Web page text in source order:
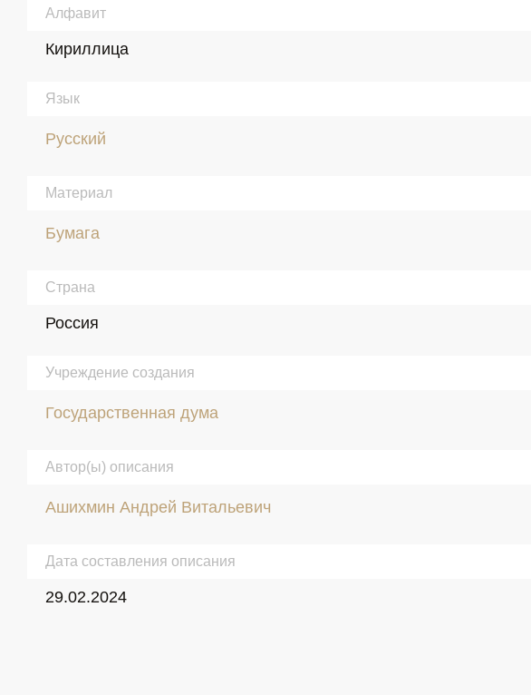
Алфавит
Кириллица
Язык
Русский
Материал
Бумага
Страна
Россия
Учреждение создания
Государственная дума
Автор(ы) описания
Ашихмин Андрей Витальевич
Дата составления описания
29.02.2024